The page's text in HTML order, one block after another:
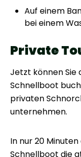
Auf einem
bei einem
Private
Jetzt können Sie
Schnellboot
privaten
unternehmen.
In nur 20
Schnellboot die